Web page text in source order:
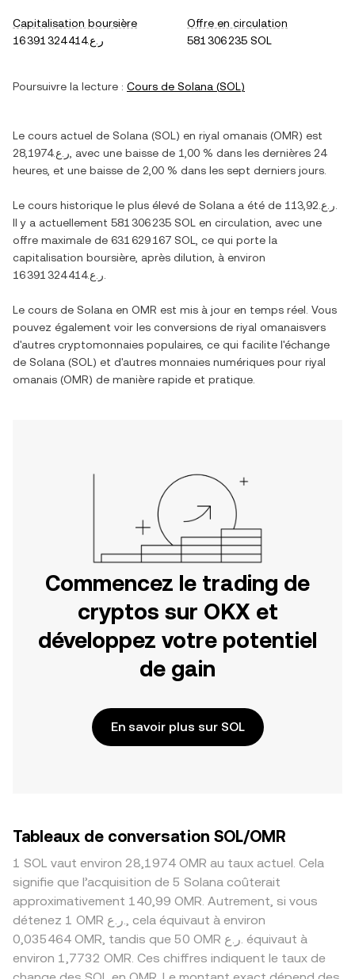
Capitalisation boursière
ر.ع.16 391 324 414
Offre en circulation
581 306 235 SOL
Poursuivre la lecture : Cours de Solana (SOL)
Le cours actuel de Solana (SOL ) en riyal omanais (OMR) est
ر.ع.28,1974 , avec une baisse de 1,00 % dans les dernières 24
heures, et une baisse de 2,00 % dans les sept derniers jours.
Le cours historique le plus élevé de Solana a été de ر.ع.113,92
Il y a actuellement 581 306 235 SOL en circulation, avec une
offre maximale de 631 629 167 SOL
, ce qui porte la
capitalisation boursière, après dilution, à environ
ر.ع.16 391 324 414
Le cours de Solana en OMR est mis à jour en temps réel. Vous
pouvez également voir les conversions de riyal omanaisvers
d'autres cryptomonnaies populaires, ce qui facilite l'échange
de Solana (SOL ) et d'autres monnaies numériques pour riyal
omanais (OMR) de manière rapide et pratique.
Commencez le trading de
cryptos sur OKX et
développez votre potentiel
de gain
En savoir plus sur SOL
Tableaux de conversation SOL/OMR
1 SOL vaut environ 28,1974 OMR au taux actuel. Cela
signifie que l’acquisition de 5 Solana coûterait
approximativement 140,99 OMR. Autrement, si vous
détenez 1 OMR ر.ع., cela équivaut à environ
0,035464 OMR, tandis que 50 OMR ر.ع. équivaut à
environ 1,7732 OMR. Ces chiffres indiquent le taux de